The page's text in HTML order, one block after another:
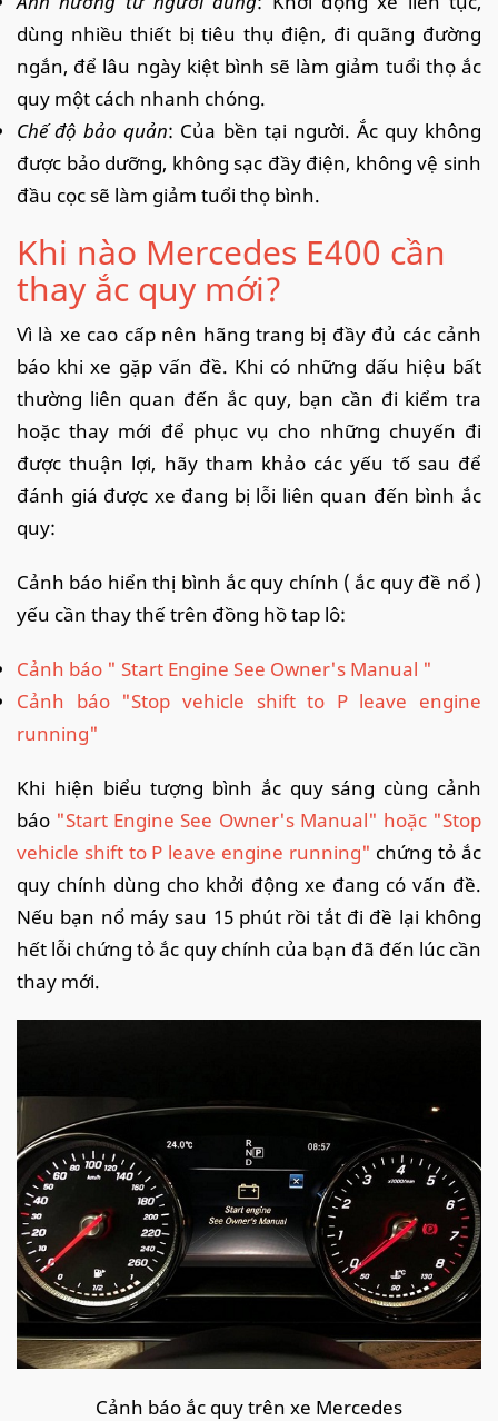
dùng nhiều thiết bị tiêu thụ điện, đi quãng đường
ngắn, để lâu ngày kiệt bình sẽ làm giảm tuổi thọ ắc
quy một cách nhanh chóng.
Chế độ bảo quản: Của bền tại người. Ắc quy không
được bảo dưỡng, không sạc đầy điện, không vệ sinh
đầu cọc sẽ làm giảm tuổi thọ bình.
Khi nào Mercedes E400 cần
thay ắc quy mới?
Vì là xe cao cấp nên hãng trang bị đầy đủ các cảnh
báo khi xe gặp vấn đề. Khi có những dấu hiệu bất
thường liên quan đến ắc quy, bạn cần đi kiểm tra
hoặc thay mới để phục vụ cho những chuyến đi
được thuận lợi, hãy tham khảo các yếu tố sau để
đánh giá được xe đang bị lỗi liên quan đến bình ắc
quy:
Cảnh báo hiển thị bình ắc quy chính ( ắc quy đề nổ )
yếu cần thay thế trên đồng hồ tap lô:
Cảnh báo " Start Engine See Owner's Manual "
Cảnh báo "Stop vehicle shift to P leave engine
running"
Khi hiện biểu tượng bình ắc quy sáng cùng cảnh
báo "Start Engine See Owner's Manual" hoặc "Stop
vehicle shift to P leave engine running" chứng tỏ ắc
quy chính dùng cho khởi động xe đang có vấn đề.
Nếu bạn nổ máy sau 15 phút rồi tắt đi đề lại không
hết lỗi chứng tỏ ắc quy chính của bạn đã đến lúc cần
thay mới.
Cảnh báo ắc quy trên xe Mercedes